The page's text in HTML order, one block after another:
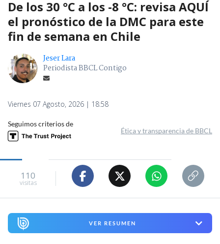
De los 30 °C a los -8 °C: revisa AQUÍ
el pronóstico de la DMC para este
fin de semana en Chile
Jeser Lara
Periodista BBCL Contigo
Viernes 07 Agosto, 2026 | 18:58
Seguimos criterios de
Ética y transparencia de BBCL
110
visitas
VER RESUMEN